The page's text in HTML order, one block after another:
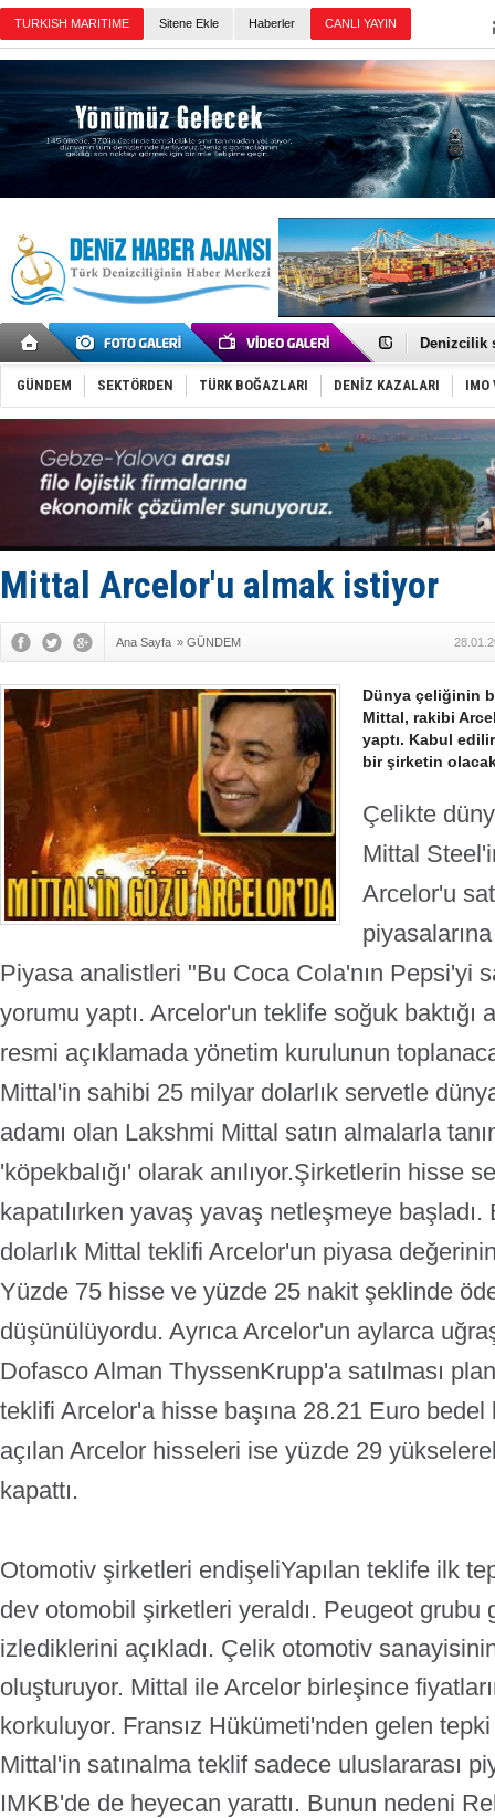
Sitene Ekle Haberler
Rusya,
Denizcilik
‘14.
Taksi
TÜRKLİM
SOCAR
Dünyanın
Keşfedildi:
Van’da
GÜNDEM SEKTÖRDEN TÜRK BOĞAZLARI DENİZ KAZALARI IMO
Mittal Arcelor'u almak istiyor
Ana Sayfa » GÜNDEM
Dünya çeliğinin
Mittal, rakibi
yaptı. Kabul
bir şirketin
Çelikte
Mittal
Arcelor'u
Piyasa analistleri "Bu Coca Cola'nın Pepsi'yi
yorumu yaptı. Arcelor'un teklife soğuk baktığı
resmi açıklamada yönetim kurulunun
Mittal'in sahibi 25 milyar dolarlık servetle
adamı olan Lakshmi Mittal satın almalarla
'köpekbalığı' olarak anılıyor.Şirketlerin hisse
kapatılırken yavaş yavaş netleşmeye
dolarlık Mittal teklifi Arcelor'un piyasa
Yüzde 75 hisse ve yüzde 25 nakit şeklinde
düşünülüyordu. Ayrıca Arcelor'un aylarca
Dofasco Alman ThyssenKrupp'a satılması
teklifi Arcelor'a hisse başına 28.21 Euro
açılan Arcelor hisseleri ise yüzde 29
kapattı.
Otomotiv şirketleri endişeliYapılan teklife ilk
dev otomobil şirketleri yeraldı. Peugeot grubu
izlediklerini açıkladı. Çelik otomotiv
oluşturuyor. Mittal ile Arcelor birleşince
korkuluyor. Fransız Hükümeti'nden gelen
Mittal'in satınalma teklif sadece uluslararası
IMKB'de de heyecan yarattı. Bunun nedeni